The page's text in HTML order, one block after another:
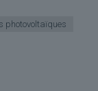
photovoltaïques